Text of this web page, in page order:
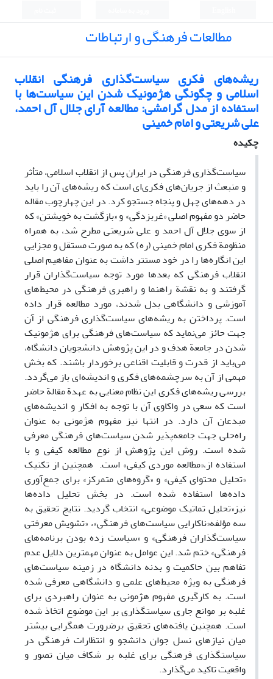
مطالعات فرهنگی و ارتباطات
ریشه‌های فکری سیاست‌گذاری فرهنگی انقلاب
اسلامی و چگونگی هژمونیک شدن این سیاست‌ها با
استفاده از مدل گرامشی: مطالعه آرای جلال آل احمد،
علی شریعتی و امام خمینی
چکیده
سیاست‌گذاری فرهنگی در ایران پس از انقلاب اسلامی، متأثر
و منبعث از جریان‌های فکری‌ای است که ریشه‌های آن را باید
در دهه‌های چهل و پنجاه جستجو کرد. در این چهارچوب مقاله
حاضر دو مفهوم اصلی «غربزدگی» و «بازگشت به خویشتن» که
از سوی جلال آل احمد و علی شریعتی مطرح شد، به همراه
منظومة فکری امام خمینی (ره) که به صورت مستقل و مجزایی
این انگاره‌ها را در خود مستتر داشت به عنوان مفاهیم اصلی
انقلاب فرهنگی که بعدها مورد توجه سیاست‌گذاران قرار
گرفتند و به نقشة راهنما و راهبری فرهنگی در محیط‌های
آموزشی و دانشگاهی بدل شدند، مورد مطالعه قرار داده
است. پرداختن به ریشه‌های سیاست‌گذاری فرهنگی از آن
جهت حائز می‌نماید که سیاست‌های فرهنگی برای هژمونیک
شدن در جامعة هدف و در این پژوهش دانشجویان دانشگاه،
می‌باید از قدرت و قابلیت اقناعی برخوردار باشند. که بخش
مهمی از آن به سرچشمه‌های فکری و اندیشه‌ای باز می‌گردد.
بررسی ریشه‌های فکری این نظام معنایی به عهدة مقالة حاضر
است که سعی در واکاوی آن با توجه به افکار و اندیشه‌های
مبدعان آن دارد. در انتها نیز مفهوم هژمونی به عنوان
راه‌حلی جهت جامعه‌پذیر شدن سیاست‌های فرهنگی معرفی
شده است. روش این پژوهش از نوع مطالعه کیفی و با
استفاده از،«مطالعه موردی کیفی» است. همچنین از تکنیک
«تحلیل محتوای کیفی» و «گروه‌های متمرکز» برای جمع‌آوری
داده‌ها استفاده شده است. در بخش تحلیل داده‌ها
نیز«تحلیل تماتیک موضوعی» انتخاب گردید. نتایج تحقیق به
سه مؤلفه«ناکارایی سیاست‌های فرهنگی»، «تشویش معرفتی
سیاست‌گذاران فرهنگی» و «سیاست زده بودن برنامه‌های
فرهنگی» ختم شد. این عوامل به عنوان مهمترین دلایل عدم
تفاهم بین حاکمیت و بدنه دانشگاه در زمینه سیاست‌های
فرهنگی به ویژه محیط‌های علمی و دانشگاهی معرفی شده
است. به کارگیری مفهوم هژمونی به عنوان راهبردی برای
غلبه بر موانع جاری سیاستگذاری بر این موضوع اتخاذ شده
است. همچنین یافته‌های تحقیق برضرورت همگرایی بیشتر
میان نیازهای نسل جوان دانشجو و انتظارات فرهنگی در
سیاستگذاری فرهنگی برای غلبه بر شکاف میان تصور و
واقعیت تاکید می‌گذارد.